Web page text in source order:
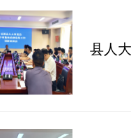
县人